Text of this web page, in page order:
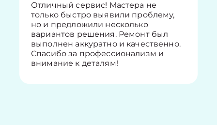
Отличный сервис! Мастера не
только быстро выявили проблему,
но и предложили несколько
вариантов решения. Ремонт был
выполнен аккуратно и качественно.
Спасибо за профессионализм и
внимание к деталям!